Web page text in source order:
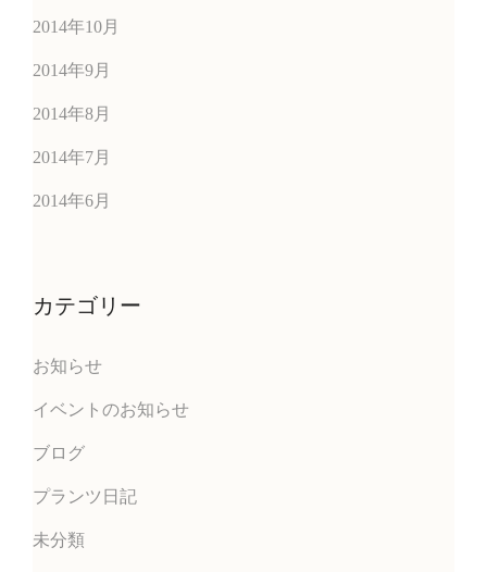
2014年10月
2014年9月
2014年8月
2014年7月
2014年6月
カテゴリー
お知らせ
イベントのお知らせ
ブログ
プランツ日記
未分類